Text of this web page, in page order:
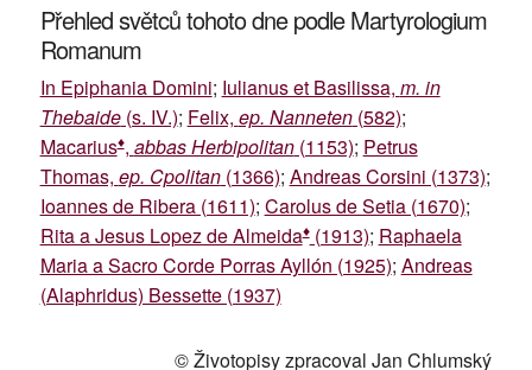
Přehled světců tohoto dne podle Martyrologium
Romanum
In Epiphania Domini; Iulianus et Basilissa, m. in
Thebaide(s. IV.); Felix, ep. Nanneten(582);
Macarius♦, abbas Herbipolitan(1153); Petrus
Thomas, ep. Cpolitan(1366); Andreas Corsini (1373);
Ioannes de Ribera (1611); Carolus de Setia (1670);
Rita a Jesus Lopez de Almeida♦(1913); Raphaela
Maria a Sacro Corde Porras Ayllón (1925); Andreas
(Alaphridus) Bessette (1937)
© Životopisy zpracoval Jan Chlumský